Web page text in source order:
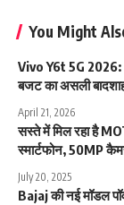
You Might
Vivo Y6t 5G 2026:
बजट का असली
April 21, 2026
सस्ते में मिल रहा है
स्मार्टफोन, 50MP
July 20, 2025
Bajaj की नई मॉडल